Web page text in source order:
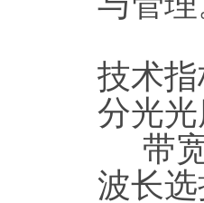
技术
分光
带宽
波长